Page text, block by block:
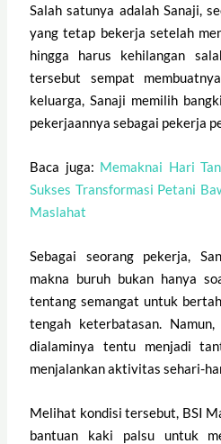
Salah satunya adalah Sanaji,
yang tetap bekerja setelah
hingga harus kehilangan
tersebut sempat
keluarga, Sanaji memilih
pekerjaannya sebagai pekerja
Baca juga: Memaknai Hari
Sukses Transformasi Petani
Maslahat
Sebagai seorang pekerja,
makna buruh bukan hanya
tentang semangat untuk
tengah keterbatasan.
dialaminya tentu menjadi
menjalankan aktivitas sehari-
Melihat kondisi tersebut, BSI
bantuan kaki palsu untuk